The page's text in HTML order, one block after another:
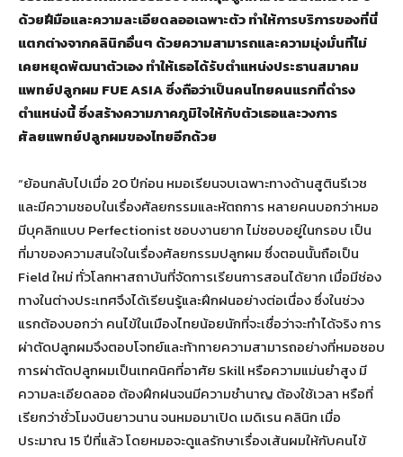
ด้วยฝีมือและความละเอียดลออเฉพาะตัว ทำให้การบริการของที่นี่
แตกต่างจากคลินิกอื่นๆ ด้วยความสามารถและความมุ่งมั่นที่ไม่
เคยหยุดพัฒนาตัวเอง ทำให้เธอได้รับตำแหน่งประธานสมาคม
แพทย์ปลูกผม FUE ASIA ซึ่งถือว่าเป็นคนไทยคนแรกที่ดำรง
ตำแหน่งนี้ ซึ่งสร้างความภาคภูมิใจให้กับตัวเธอและวงการ
ศัลยแพทย์ปลูกผมของไทยอีกด้วย
“ย้อนกลับไปเมื่อ 20 ปีก่อน หมอเรียนจบเฉพาะทางด้านสูตินรีเวช
และมีความชอบในเรื่องศัลยกรรมและหัตถการ หลายคนบอกว่าหมอ
มีบุคลิกแบบ Perfectionist ชอบงานยาก ไม่ชอบอยู่ในกรอบ เป็น
ที่มาของความสนใจในเรื่องศัลยกรรมปลูกผม ซึ่งตอนนั้นถือเป็น
Field ใหม่ ทั่วโลกหาสถาบันที่จัดการเรียนการสอนได้ยาก เมื่อมีช่อง
ทางในต่างประเทศจึงได้เรียนรู้และฝึกฝนอย่างต่อเนื่อง ซึ่งในช่วง
แรกต้องบอกว่า คนไข้ในเมืองไทยน้อยนักที่จะเชื่อว่าจะทำได้จริง การ
ผ่าตัดปลูกผมจึงตอบโจทย์และท้าทายความสามารถอย่างที่หมอชอบ
การผ่าตัดปลูกผมเป็นเทคนิคที่อาศัย Skill หรือความแม่นยำสูง มี
ความละเอียดลออ ต้องฝึกฝนจนมีความชำนาญ ต้องใช้เวลา หรือที่
เรียกว่าชั่วโมงบินยาวนาน จนหมอมาเปิด เมดิเรน คลินิก เมื่อ
ประมาณ 15 ปีที่แล้ว โดยหมอจะดูแลรักษาเรื่องเส้นผมให้กับคนไข้